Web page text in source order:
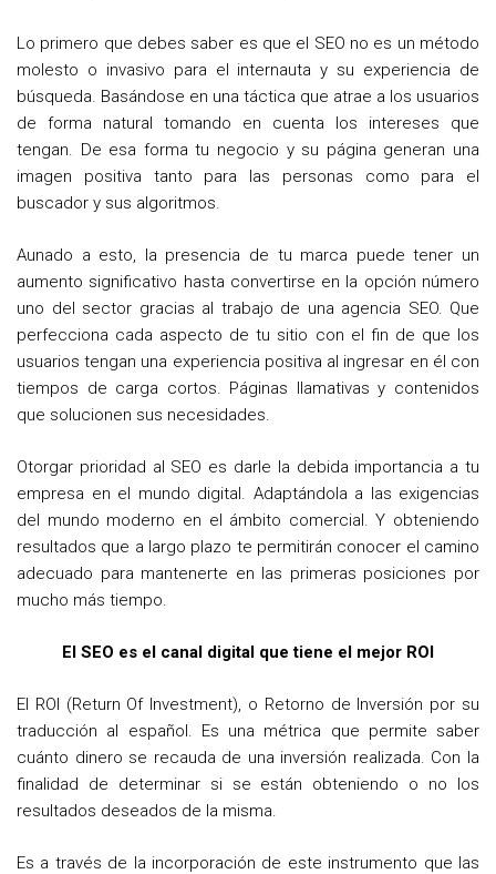
Lo primero que debes saber es que el SEO no es un método
molesto o invasivo para el internauta y su experiencia de
búsqueda. Basándose en una táctica que atrae a los usuarios
de forma natural tomando en cuenta los intereses que
tengan. De esa forma tu negocio y su página generan una
imagen positiva tanto para las personas como para el
buscador y sus algoritmos.
Aunado a esto, la presencia de tu marca puede tener un
aumento significativo hasta convertirse en la opción número
uno del sector gracias al trabajo de una agencia SEO. Que
perfecciona cada aspecto de tu sitio con el fin de que los
usuarios tengan una experiencia positiva al ingresar en él con
tiempos de carga cortos. Páginas llamativas y contenidos
que solucionen sus necesidades.
Otorgar prioridad al SEO es darle la debida importancia a tu
empresa en el mundo digital. Adaptándola a las exigencias
del mundo moderno en el ámbito comercial. Y obteniendo
resultados que a largo plazo te permitirán conocer el camino
adecuado para mantenerte en las primeras posiciones por
mucho más tiempo.
El SEO es el canal digital que tiene el mejor ROI
El ROI (Return Of Investment), o Retorno de Inversión por su
traducción al español. Es una métrica que permite saber
cuánto dinero se recauda de una inversión realizada. Con la
finalidad de determinar si se están obteniendo o no los
resultados deseados de la misma.
Es a través de la incorporación de este instrumento que las